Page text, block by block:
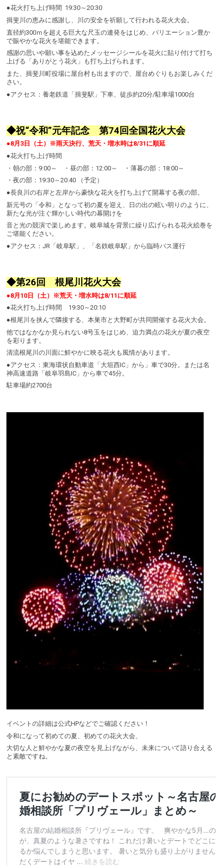
●花火打ち上げ時間 19:30～20:30
揖斐川の恵みに感謝し、川の安全を祈願して行われる花火大会。
直径約300ｍを超える巨大な尺玉の連発をはじめ、バリエーション豊か
で賑やかな花火を堪能できます。
感謝の思いや願い事を込めたメッセージシールを花火に貼り付けて打ち
上げる「ありがとう花火」も打ち上げられます。
また、揖斐川町役場に屋台村も出ますので、屋台めぐりもお楽しみくだ
さい。
●アクセス：養老鉄道「揖斐駅」下車、徒歩約20分/駐車場1000台
◆祝“令和”元年記念 第74回全国花火大会
●8月3日（土）※雨天決行、荒天・増水時は8/31に順延
●花火打ち上げ時間
・朝の部：9:00～ ・昼の部：12:00～ ・薄暮の部：18:00～
・夜の部：19:30～20:40 （予定）
●長良川の右岸と左岸から豪快な花火を打ち上げて開幕する夜の部。
新元号の「令和」となって初の夏を迎え、日の出の眩い明りのように、
新たな光が注ぐ輝かしい時代の幕開けを
音と光の競演で楽しめます。岐阜城を背景に繰り広げられる花火絵巻を
ご堪能ください。
●アクセス：JR「岐阜駅」、「名鉄岐阜駅」から臨時バス運行
◆第26回 根尾川花火大会
●8月10日（土）※荒天・増水時は8/11に順延
●花火打ち上げ時間 19:30～20:10
●根尾川を挟んで隣接する、本巣市と大野町が共同開催する花火大会。
他ではなかなか見られない8号玉をはじめ、迫力満点の花火が夏の夜空
を彩ります。
清流根尾川の川面に鮮やかに映る花火も風情があります。
●アクセス：東海環状自動車道「大垣西IC」から」車で30分。または名
神高速道路「岐阜羽島IC」から車で45分。
駐車場約2700台
イベントの詳細は公式HPなどでご確認ください！
令和になって初めての夏、初めての花火大会、
大切な人と鮮やかな夏の夜空を見上げながら、未来について語り合える
と素敵ですね。